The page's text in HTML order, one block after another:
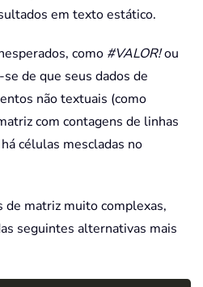
em texto estático.
como #VALOR!ou
de que seus dados de
não textuais (como
com contagens de linhas
células mescladas no
de matriz muito complexas,
seguintes alternativas mais